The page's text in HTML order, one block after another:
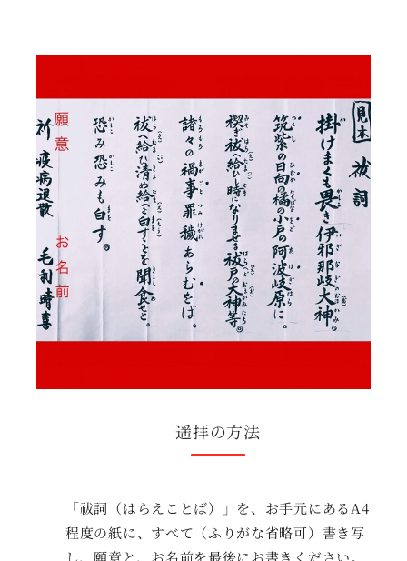
遥拝の方法
「祓詞（はらえことば）」を、お手元にあるA4
程度の紙に、すべて（ふりがな省略可）書き写
し、願意と、お名前を最後にお書きください。